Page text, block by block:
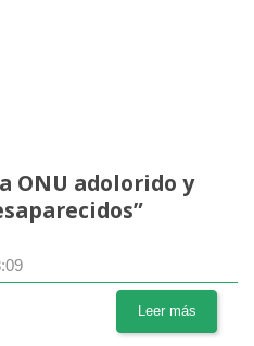
ONU adolorido y
Leer más